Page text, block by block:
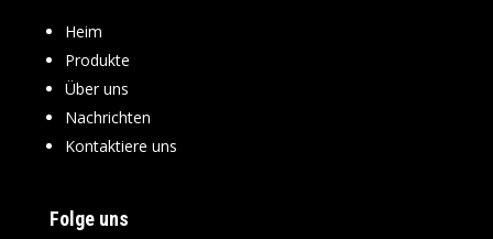
Heim
Produkte
Über uns
Nachrichten
Kontaktiere uns
Folge uns